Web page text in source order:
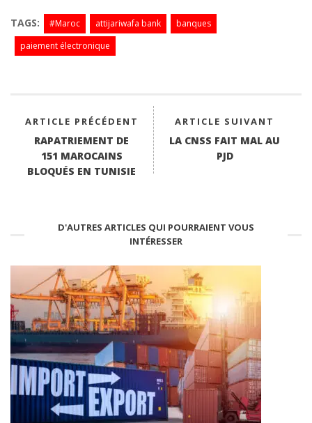
bo
ok
tte
r
ts
A
ed ail
TAGS: #Maroc attijariwafa bank
banques
paiement électronique
ARTICLE PRÉCÉDENT
RAPATRIEMENT DE
151 MAROCAINS
BLOQUÉS EN TUNISIE
ARTICLE SUIVANT
LA CNSS FAIT MAL AU
PJD
D'AUTRES ARTICLES QUI POURRAIENT VOUS
INTÉRESSER